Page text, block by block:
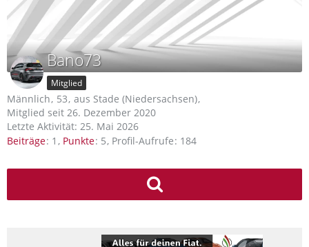
Bano73
Mitglied
Männlich 53 aus Stade (Niedersachsen)
Mitglied seit 26. Dezember 2020
Letzte Aktivität: 25. Mai 2026
Beiträge 1 Punkte 5 Profil-Aufrufe 184